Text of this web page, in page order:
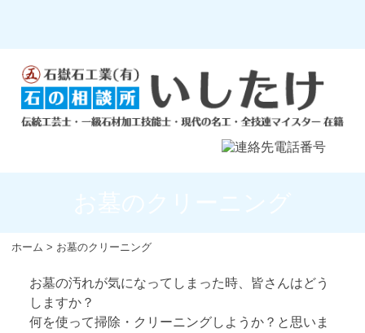
ホーム > お墓のクリーニング
お墓の汚れが気になってしまった時、皆さんはどう
しますか？
何を使って掃除・クリーニングしようか？と思いま